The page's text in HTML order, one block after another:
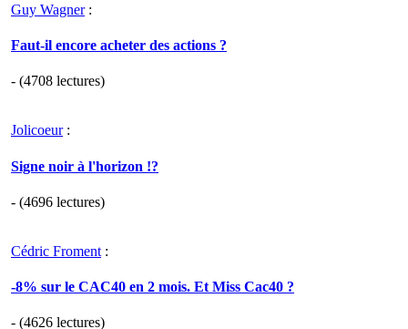
Guy Wagner:
Faut-il encore acheter des actions ?
- (4708 lectures)
Jolicoeur:
Signe noir à l'horizon !?
- (4696 lectures)
Cédric Froment :
-8% sur le CAC40 en 2 mois. Et Miss Cac40 ?
- (4626 lectures)